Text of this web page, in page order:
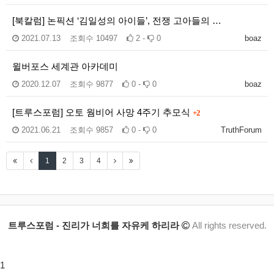
[북칼럼] 논픽션 ‘김일성의 아이들’, 전쟁 고아들의 …
boaz
2021.07.13 조회수 10497 2 - 0
윌버포스 세계관 아카데미
boaz
2020.12.07 조회수 9877 0 - 0
[트루스포럼] 오토 웜비어 사망 4주기 추모식 +2
TruthForum
2021.06.21 조회수 9857 0 - 0
1 2 3 4
트루스포럼 - 진리가 너희를 자유케 하리라 All rights reserved.
1